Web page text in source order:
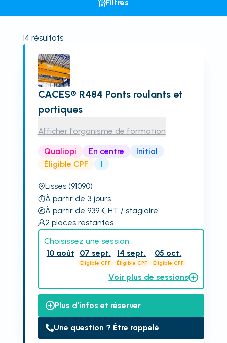
Filtres
14 résultats
CACES® R484 Ponts roulants et
portiques
Afficher l'organisme de formation
Qualiopi En centre
Initial
Éligible CPF
1
Lisses (91090)
À partir de 3 jours
À partir de 939€ HT / stagiaire
2 places restantes
Choisissez une session :
10 août
07 sept.
Éligible CPF
14 sept.
Éligible CPF
05 oct.
Éligible CPF
Voir plus de sessions
Plus d'infos et réserver
Une question ? Être rappelé